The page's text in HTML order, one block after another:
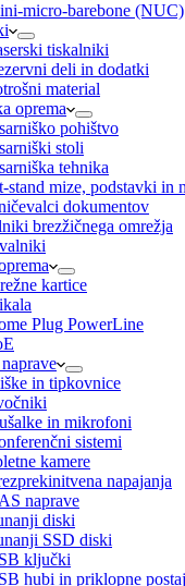
micro-barebone (NUC)
tiskalniki
deli in dodatki
material
oprema
pohištvo
stoli
tehnika
stand mize, podstavki in
dokumentov
brezžičnega omrežja
kartice
Plug PowerLine
in tipkovnice
in mikrofoni
sistemi
kamere
napajanja
naprave
diski
SSD diski
ključki
hubi in priklopne